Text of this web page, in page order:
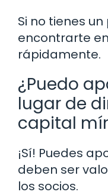
Si no tienes
encontrarte
rápidamente.
¿Puedo
lugar de
capital
¡Sí! Puedes
deben ser
los socios.